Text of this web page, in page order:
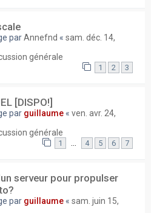
parAnnefnd « sam. déc. 14,
générale
1 2 3
[DISPO!]
par guillaume « ven. avr. 24,
générale
1 … 4 5 6 7
serveur pour propulser
par guillaume « sam. juin 15,